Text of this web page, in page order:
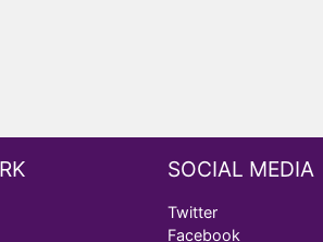
SOCIAL MEDIA
Twitter
Facebook